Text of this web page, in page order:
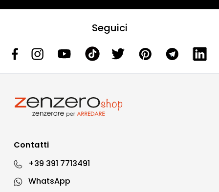
Seguici
Contatti
+39 391 7713491
WhatsApp